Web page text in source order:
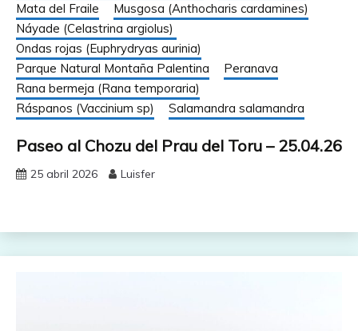
Mata del Fraile
Musgosa (Anthocharis cardamines)
Náyade (Celastrina argiolus)
Ondas rojas (Euphrydryas aurinia)
Parque Natural Montaña Palentina
Peranava
Rana bermeja (Rana temporaria)
Ráspanos (Vaccinium sp)
Salamandra salamandra
Paseo al Chozu del Prau del Toru – 25.04.26
25 abril 2026 Luisfer